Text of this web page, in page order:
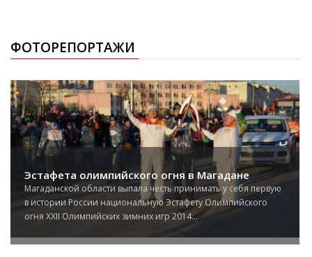
ФОТОРЕПОРТАЖИ
Эстафета олимпийского огня в Магадане
Магаданской области выпала честь принимать у себя первую
в истории России национальную Эстафету Олимпийского
огня XXII Олимпийских зимних игр 2014...